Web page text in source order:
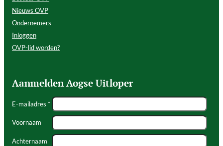
Nieuws OVP
Ondernemers
Inloggen
OVP-lid worden?
Aanmelden Aogse Uitloper
E-mailadres *
Voornaam
Achternaam